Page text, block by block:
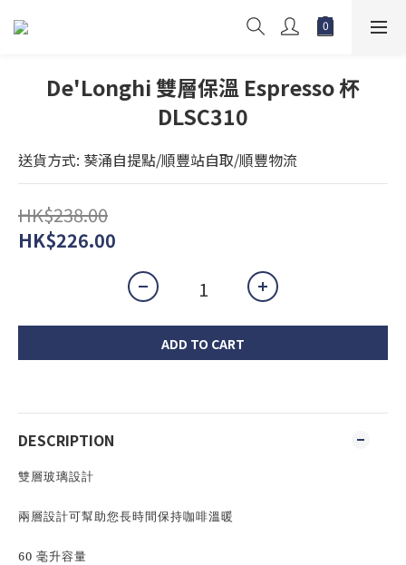
De'Longhi 雙層保溫 Espresso 杯
DLSC310
送貨方式: 葵涌自提點/順豐站自取/順豐物流
HK$238.00
HK$226.00
ADD TO CART
DESCRIPTION
雙層玻璃設計
兩層設計可幫助您長時間保持咖啡溫暖
60 毫升容量